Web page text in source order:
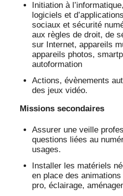
Initiation à
logiciels et
sociaux et sécurité
aux règles de droit, de
sur Internet, appareils
appareils photos,
autoformation
Actions, évènements
des jeux vidéo.
Missions secondaires
Assurer une veille
questions liées au
usages.
Installer les matériels
en place des
pro, éclairage,